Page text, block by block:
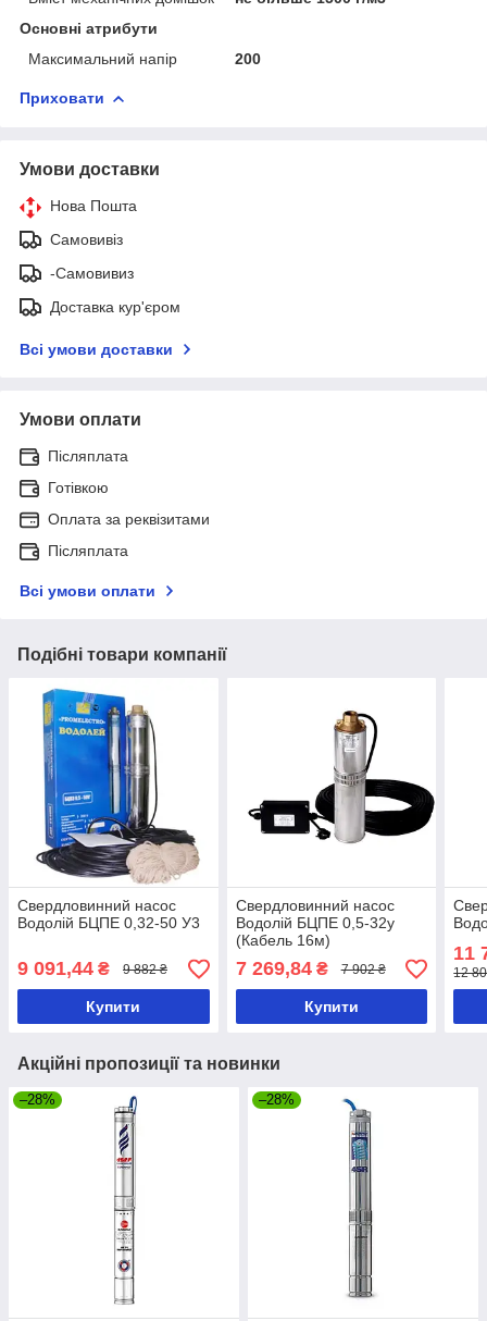
Основні атрибути
Максимальний напір
200
Приховати
Умови доставки
Нова Пошта
Самовивіз
-Самовивиз
Доставка кур'єром
Всі умови доставки
Умови оплати
Післяплата
Готівкою
Оплата за реквізитами
Післяплата
Всі умови оплати
Подібні товари компанії
Свердловинний насос
Водолій БЦПЕ 0,32-50 У3
9 091,44 ₴ 9 882 ₴
Купити
Свердловинний насос
Водолій БЦПЕ 0,5-32у
(Кабель 16м)
7 269,84₴ 7 902 ₴
Купити
11
12
Акційні пропозиції та новинки
–28% –28%